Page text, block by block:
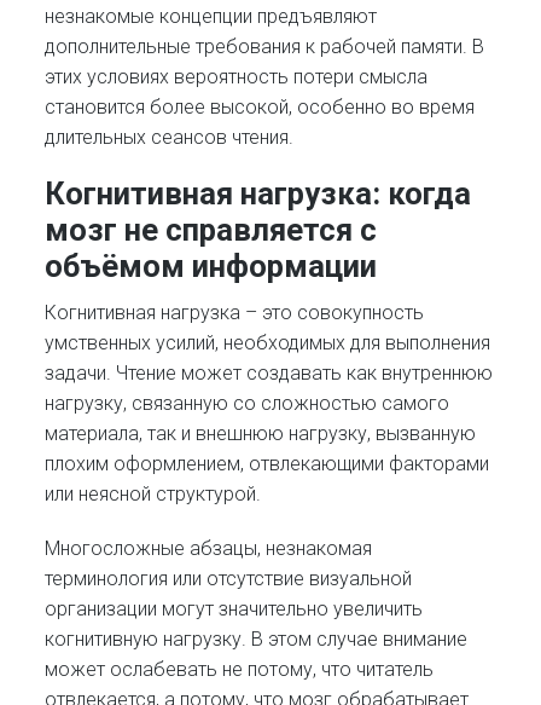
незнакомые концепции предъявляют
дополнительные требования к рабочей памяти. В
этих условиях вероятность потери смысла
становится более высокой, особенно во время
длительных сеансов чтения.
Когнитивная нагрузка: когда
мозг не справляется с
объёмом информации
Когнитивная нагрузка – это совокупность
умственных усилий, необходимых для выполнения
задачи. Чтение может создавать как внутреннюю
нагрузку, связанную со сложностью самого
материала, так и внешнюю нагрузку, вызванную
плохим оформлением, отвлекающими факторами
или неясной структурой.
Многосложные абзацы, незнакомая
терминология или отсутствие визуальной
организации могут значительно увеличить
когнитивную нагрузку. В этом случае внимание
может ослабевать не потому, что читатель
отвлекается, а потому, что мозг обрабатывает